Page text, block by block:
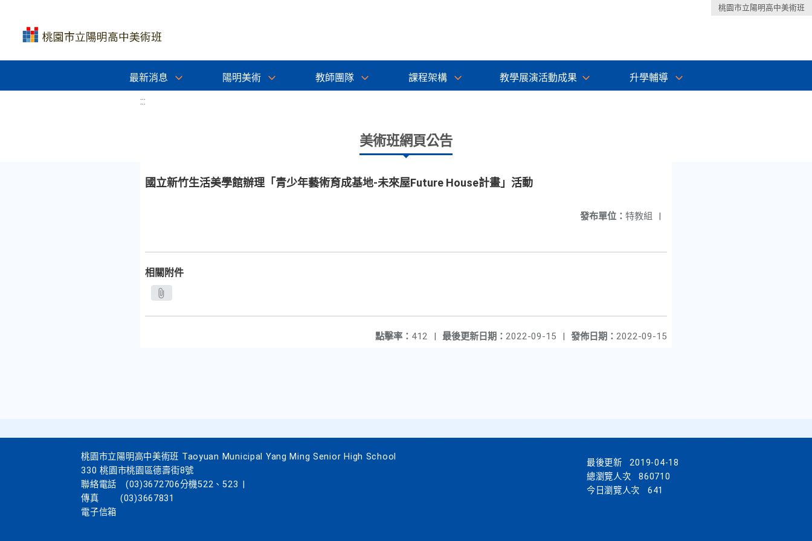
桃園市立陽明高中美術班
最新消息 陽明美術 教師團隊 課程架構 教學展演活動成果 升學輔導
:::
美術班網頁公告
國立新竹生活美學館辦理「青少年藝術育成基地-未來屋Future House計畫」活動
發布單位： 特教組 |
相關附件
發佈日期： 2022-09-15
最後更新日期： 2022-09-15 |
點擊率： 412 |
桃園市立陽明高中美術班 Taoyuan Municipal Yang Ming Senior High School
330 桃園市桃園區德壽街8號
聯絡電話
(03)3672706分機522、523
傳真
(03)3667831
電子信箱
最後更新
2019-04-18
總瀏覽人次
860710
今日瀏覽人次
641